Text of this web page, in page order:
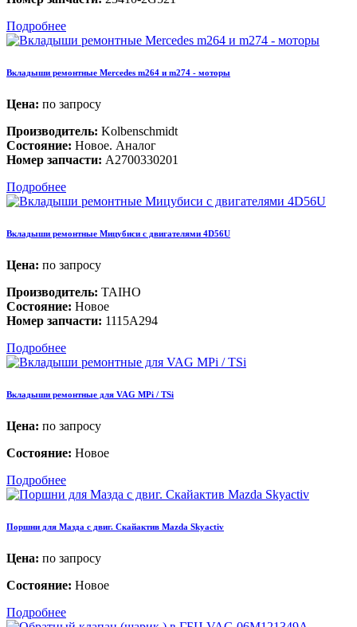
Подробнее
Вкладыши ремонтные Mercedes m264 и m274 - моторы
Цена: по запросу
Производитель: Kolbenschmidt
Состояние: Новое. Аналог
Номер запчасти: A2700330201
Подробнее
Вкладыши ремонтные Мицубиси с двигателями 4D56U
Цена: по запросу
Производитель: TAIHO
Состояние: Новое
Номер запчасти: 1115A294
Подробнее
Вкладыши ремонтные для VAG MPi / TSi
Цена: по запросу
Состояние: Новое
Подробнее
Поршни для Мазда c двиг. Скайактив Mazda Skyactiv
Цена: по запросу
Состояние: Новое
Подробнее